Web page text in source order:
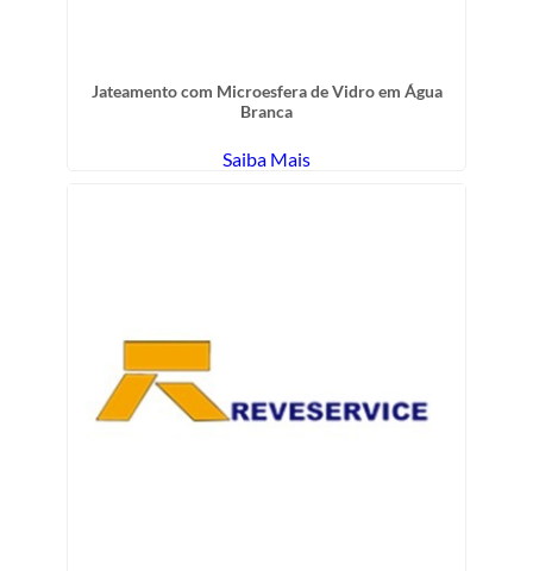
Jateamento com Microesfera de Vidro em Água
Branca
Saiba Mais